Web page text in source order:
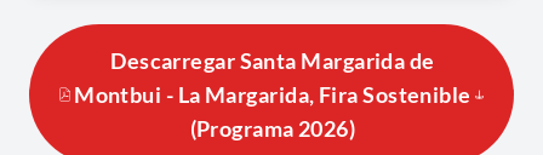
biodiversitat, residus i medi natural, així com
propostes lúdiques i familiars, exposicions i
demostracions pràctiques.
Descarregar Santa Margarida de
Montbui - La Margarida, Fira Sostenible
(Programa 2026)